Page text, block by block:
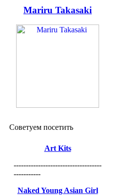
Mariru Takasaki
Советуем посетить
Art Kits
------------------------------------
-----------
Naked Young Asian Girl